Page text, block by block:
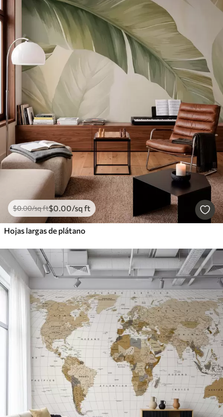
$0.00/sq ft$0 .00/sq ft
Hojas largas de plátano